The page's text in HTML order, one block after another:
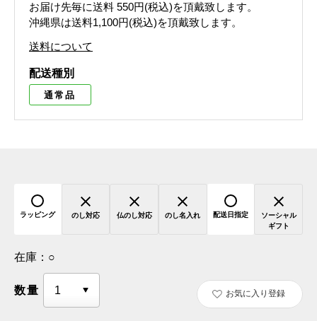
お届け先毎に送料 550円(税込)を頂戴致します。
沖縄県は送料1,100円(税込)を頂戴致します。
送料について
配送種別
通常品
ラッピング のし対応 仏のし対応 のし名入れ 配送日指定
ソーシャル
ギフト
在庫： ○
数量 お気に入り登録